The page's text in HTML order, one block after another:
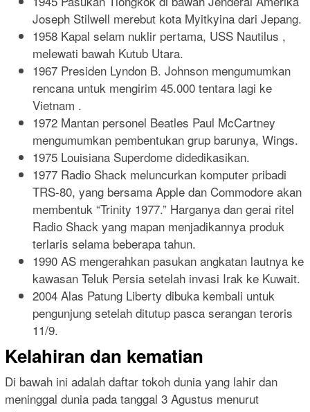
Joseph Stilwell merebut kota Myitkyina dari Jepang.
1958 Kapal selam nuklir pertama, USS Nautilus ,
melewati bawah Kutub Utara.
1967 Presiden Lyndon B. Johnson mengumumkan
rencana untuk mengirim 45.000 tentara lagi ke
Vietnam .
1972 Mantan personel Beatles Paul McCartney
mengumumkan pembentukan grup barunya, Wings.
1975 Louisiana Superdome didedikasikan.
1977 Radio Shack meluncurkan komputer pribadi
TRS-80, yang bersama Apple dan Commodore akan
membentuk “Trinity 1977.” Harganya dan gerai ritel
Radio Shack yang mapan menjadikannya produk
terlaris selama beberapa tahun.
1990 AS mengerahkan pasukan angkatan lautnya ke
kawasan Teluk Persia setelah invasi Irak ke Kuwait.
2004 Alas Patung Liberty dibuka kembali untuk
pengunjung setelah ditutup pasca serangan teroris
11/9.
Kelahiran dan kematian
Di bawah ini adalah daftar tokoh dunia yang lahir dan
meninggal dunia pada tanggal 3 Agustus menurut